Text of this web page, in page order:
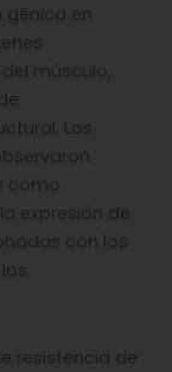
génica en
músculo,
Los
como
expresión de
con los
resistencia de